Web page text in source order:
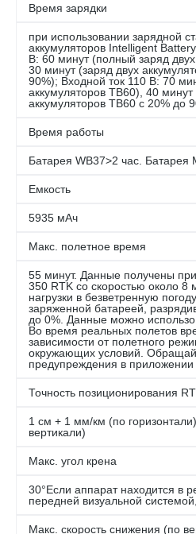
Время зарядки
при использовании зарядной
аккумуляторов Intelligent
В: 60 минут (полный заряд двух
30 минут (заряд двух
90%); Входной ток 110 В: 70
аккумуляторов TB60), 40 минут
аккумуляторов TB60 с 20% до
Время работы
Батарея WB37>2 час. Батарея
Емкость
5935 мАч
Макс. полетное время
55 минут. Данные получены
350 RTK со скоростью около 8
нагрузки в безветренную
заряженной батареей,
до 0%. Данные можно
Во время реальных полетов
зависимости от полетного
окружающих условий.
предупреждения в приложении
Точность позиционирования
1 см + 1 мм/км (по
вертикали)
Макс. угол крена
30°Если аппарат находится в
передней визуальной
Макс. скорость снижения (по